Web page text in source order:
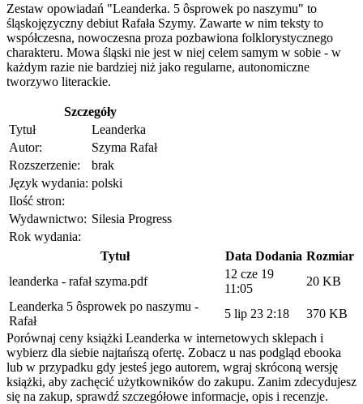
Zestaw opowiadań "Leanderka. 5 ôsprowek po naszymu" to
śląskojęzyczny debiut Rafała Szymy. Zawarte w nim teksty to
współczesna, nowoczesna proza pozbawiona folklorystycznego
charakteru. Mowa śląski nie jest w niej celem samym w sobie - w
każdym razie nie bardziej niż jako regularne, autonomiczne
tworzywo literackie.
Szczegóły
Tytuł
Leanderka
Autor:
Szyma Rafał
Rozszerzenie:
brak
Język wydania: polski
Ilość stron:
Wydawnictwo: Silesia Progress
Rok wydania:
Tytuł
Data Dodania Rozmiar
leanderka - rafał szyma.pdf
12 cze 19
11:05
20 KB
Leanderka 5 ôsprowek po naszymu -
Rafał
5 lip 23 2:18
370 KB
Porównaj ceny książki Leanderka w internetowych sklepach i
wybierz dla siebie najtańszą ofertę. Zobacz u nas podgląd ebooka
lub w przypadku gdy jesteś jego autorem, wgraj skróconą wersję
książki, aby zachęcić użytkowników do zakupu. Zanim zdecydujesz
się na zakup, sprawdź szczegółowe informacje, opis i recenzje.